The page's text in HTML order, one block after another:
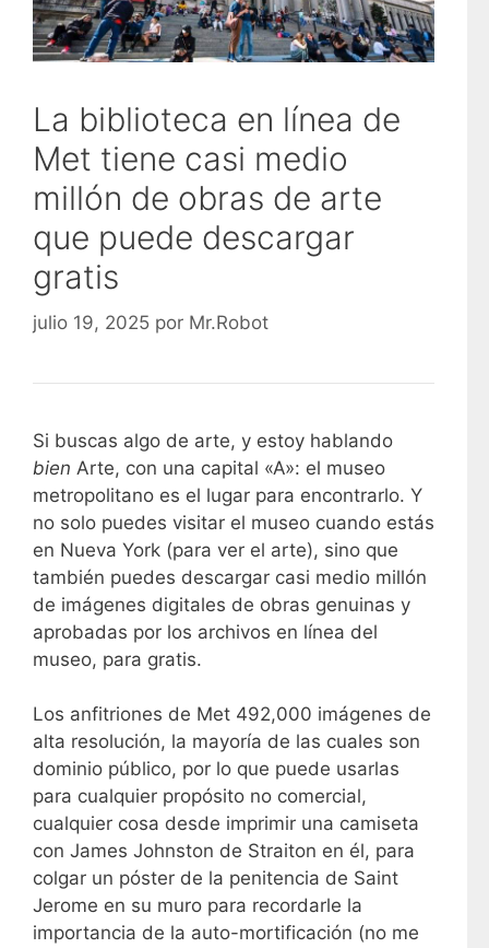
La biblioteca en línea de
Met tiene casi medio
millón de obras de arte
que puede descargar
gratis
julio 19, 2025 por Mr.Robot
Si buscas algo de arte, y estoy hablando
bien Arte, con una capital «A»: el museo
metropolitano es el lugar para encontrarlo. Y
no solo puedes visitar el museo cuando estás
en Nueva York (para ver el arte), sino que
también puedes descargar casi medio millón
de imágenes digitales de obras genuinas y
aprobadas por los archivos en línea del
museo, para gratis.
Los anfitriones de Met 492,000 imágenes de
alta resolución, la mayoría de las cuales son
dominio público, por lo que puede usarlas
para cualquier propósito no comercial,
cualquier cosa desde imprimir una camiseta
con James Johnston de Straiton en él, para
colgar un póster de la penitencia de Saint
Jerome en su muro para recordarle la
importancia de la auto-mortificación (no me